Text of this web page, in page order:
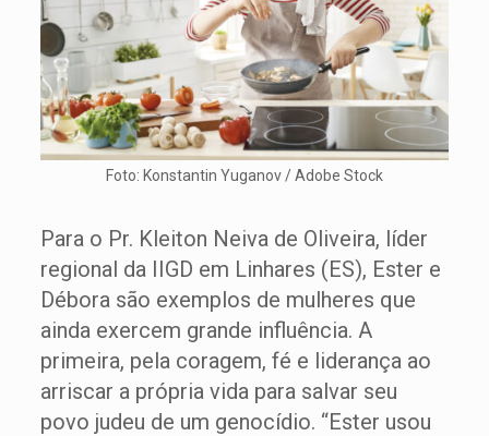
Foto: Konstantin Yuganov / Adobe Stock
Para o Pr. Kleiton Neiva de Oliveira, líder
regional da IIGD em Linhares (ES), Ester e
Débora são exemplos de mulheres que
ainda exercem grande influência. A
primeira, pela coragem, fé e liderança ao
arriscar a própria vida para salvar seu
povo judeu de um genocídio. “Ester usou